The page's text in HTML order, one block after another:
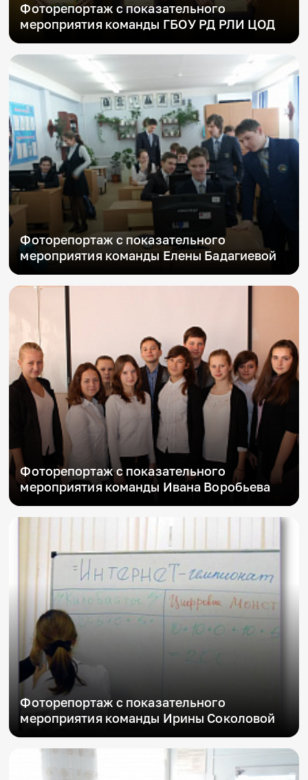
Фоторепортаж с показательного
мероприятия команды ГБОУ РД РЛИ ЦОД
Фоторепортаж с показательного
мероприятия команды Елены Бадагиевой
Фоторепортаж с показательного
мероприятия команды Ивана Воробьева
Фоторепортаж с показательного
мероприятия команды Ирины Соколовой